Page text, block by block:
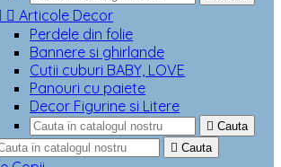
 Articole Decor
Perdele din folie
Bannere si ghirlande
Cutii cuburi BABY, LOVE
Panouri cu paiete
Decor Figurine si Litere
 Cauta
 Cauta